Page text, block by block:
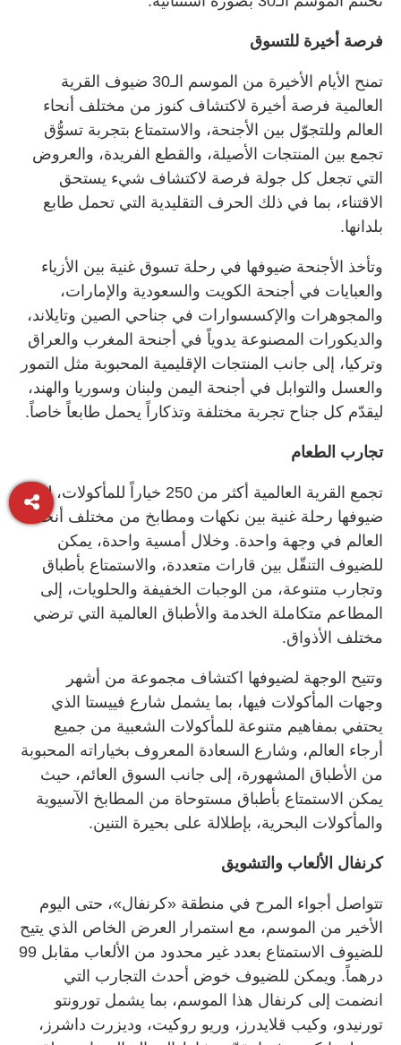
فرصة أخيرة للتسوق
تمنح الأيام الأخيرة من الموسم الـ30 ضيوف القرية
العالمية فرصة أخيرة لاكتشاف كنوز من مختلف أنحاء
العالم وللتجوّل بين الأجنحة، والاستمتاع بتجربة تسوُّق
تجمع بين المنتجات الأصيلة، والقطع الفريدة، والعروض
التي تجعل كل جولة فرصة لاكتشاف شيء يستحق
الاقتناء، بما في ذلك الحرف التقليدية التي تحمل طابع
بلدانها.
وتأخذ الأجنحة ضيوفها في رحلة تسوق غنية بين الأزياء
والعبايات في أجنحة الكويت والسعودية والإمارات،
والمجوهرات والإكسسوارات في جناحي الصين وتايلاند،
والديكورات المصنوعة يدوياً في أجنحة المغرب والعراق
وتركيا، إلى جانب المنتجات الإقليمية المحبوبة مثل التمور
والعسل والتوابل في أجنحة اليمن ولبنان وسوريا والهند،
ليقدّم كل جناح تجربة مختلفة وتذكاراً يحمل طابعاً خاصاً.
تجارب الطعام
تجمع القرية العالمية أكثر من 250 خياراً للمأكولات، لتمنح
ضيوفها رحلة غنية بين نكهات ومطابخ من مختلف أنحاء
العالم في وجهة واحدة. وخلال أمسية واحدة، يمكن
للضيوف التنقّل بين قارات متعددة، والاستمتاع بأطباق
وتجارب متنوعة، من الوجبات الخفيفة والحلويات، إلى
المطاعم متكاملة الخدمة والأطباق العالمية التي ترضي
مختلف الأذواق.
وتتيح الوجهة لضيوفها اكتشاف مجموعة من أشهر
وجهات المأكولات فيها، بما يشمل شارع فييستا الذي
يحتفي بمفاهيم متنوعة للمأكولات الشعبية من جميع
أرجاء العالم، وشارع السعادة المعروف بخياراته المحبوبة
من الأطباق المشهورة، إلى جانب السوق العائم، حيث
يمكن الاستمتاع بأطباق مستوحاة من المطابخ الآسيوية
والمأكولات البحرية، بإطلالة على بحيرة التنين.
كرنفال الألعاب والتشويق
تتواصل أجواء المرح في منطقة «كرنفال»، حتى اليوم
الأخير من الموسم، مع استمرار العرض الخاص الذي يتيح
للضيوف الاستمتاع بعدد غير محدود من الألعاب مقابل 99
درهماً. ويمكن للضيوف خوض أحدث التجارب التي
انضمت إلى كرنفال هذا الموسم، بما يشمل تورونتو
تورنيدو، وكيب قلايدرز، وريو روكيت، وديزرت داشرز،